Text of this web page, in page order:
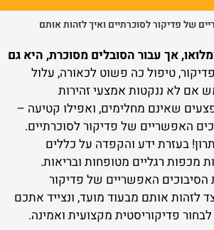
של פדיקור לסוכרתיים ואיך לזהות אותם
אך עבור הסובלים מסוכרת, היא גם
טיפול כה פשוט לכאורה, עלול
אם לא ננקטות אמצעי זהירות
שאינם מחלימים, ואפילו קטיעה –
האפשריים של פדיקור לסוכרתיים.
בעזרת ידע והקפדה על כללים
מכפות רגליים מטופחות ובריאות.
האפשריים של פדיקור
לזהות אותם מבעוד מועד, ונצייד אתכם
פדיקוריסטית מקצועית ואמינה.